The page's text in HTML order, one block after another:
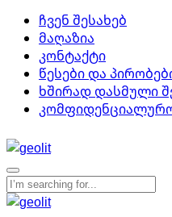
ჩვენ შესახებ
მაღაზია
კონტაქტი
წესები და
ხშირად დასმული